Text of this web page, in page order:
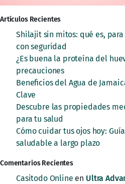
Artículos Recientes
Shilajit sin mitos: qué es,
con seguridad
¿Es buena la proteína del
precauciones
Beneficios del Agua de
Clave
Descubre las propiedades
para tu salud
Cómo cuidar tus ojos hoy:
saludable a largo plazo
Comentarios Recientes
Casitodo Online en Ultra